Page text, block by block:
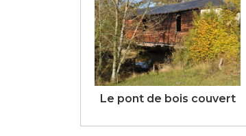
Le pont de bois couvert